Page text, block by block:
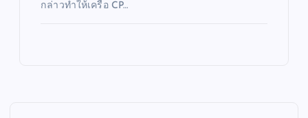
กล่าวทำให้เครือ CP…